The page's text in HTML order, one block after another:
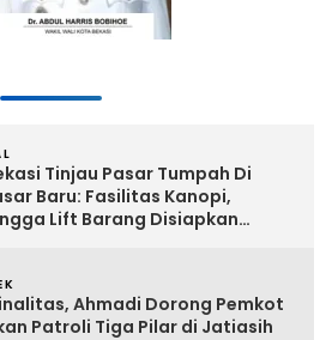
Tinjau Pasar Tumpah Di
Baru: Fasilitas Kanopi,
Lift Barang Disiapkan
Ahmadi Dorong Pemkot
Patroli Tiga Pilar di Jatiasih